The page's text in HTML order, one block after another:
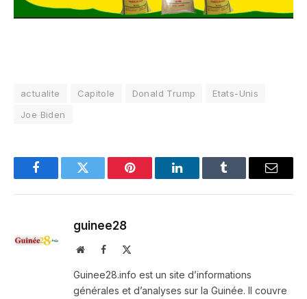
actualite Capitole Donald Trump
Etats-Unis
Joe Biden
FacebookTwitter Pinterest LinkedInTumblr Email
guinee28
WebsiteFacebook
Guinee28.info est un site d’informations
générales et d’analyses sur la Guinée. Il couvre